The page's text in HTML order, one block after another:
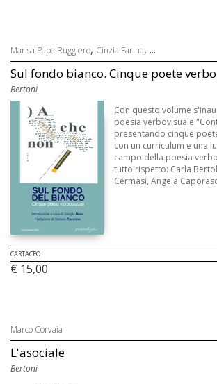
Marisa Papa Ruggiero, Cinzia Farina, ...
Sul fondo bianco. Cinque poete
Bertoni
Con questo volume
poesia verbovisuale
presentando cinque
con un curriculum e una
campo della poesia
tutto rispetto: Carla
Cermasi, Angela
CARTACEO
€ 15,00
Marco Corvaia
L'asociale
Bertoni